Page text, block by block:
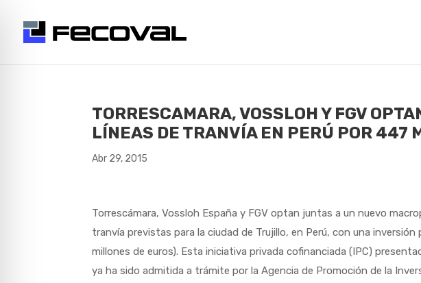
TORRESCAMARA, VOSSLOH Y FGV
LÍNEAS DE TRANVÍA EN PERÚ POR 447
Abr 29, 2015
Torrescámara, Vossloh España y FGV optan juntas a un nuevo
tranvía previstas para la ciudad de Trujillo, en Perú, con una
millones de euros). Esta iniciativa privada cofinanciada (IPC)
ya ha sido admitida a trámite por la Agencia de Promoción de la